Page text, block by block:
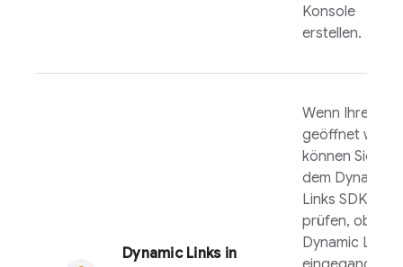
Konsole
erstellen.
Dynamic Linksin
Wenn Ihre App
geöffnet wird,
können Sie mit
dem Dynamic
Links SDK
prüfen, ob ein
Dynamic Link